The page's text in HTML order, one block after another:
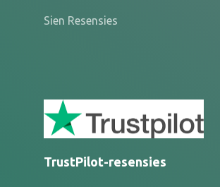
Sien Resensies
TrustPilot-resensies